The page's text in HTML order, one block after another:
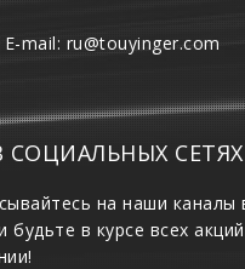
E-mail: ru@touyinger.com
СОЦИАЛЬНЫХ СЕТЯХ
на наши каналы
будьте в курсе всех